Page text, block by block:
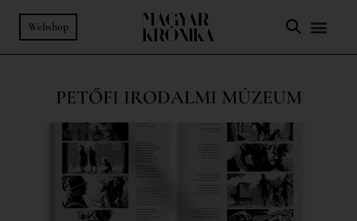
Webshop
PETŐFI IRODALMI MÚZEUM